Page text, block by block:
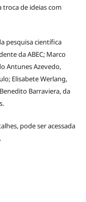
de ideias com
pesquisa científica
da ABEC; Marco
Antunes Azevedo,
Elisabete Werlang,
Barraviera, da
pode ser acessada